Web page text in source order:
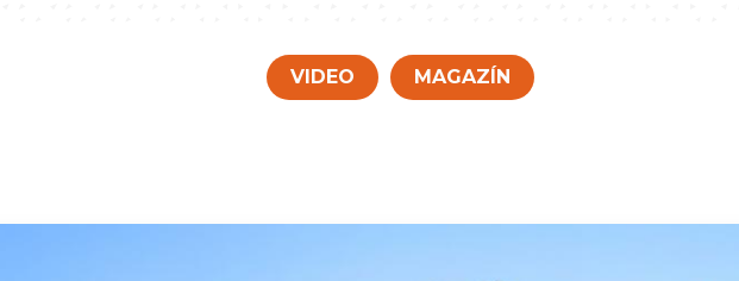
VIDEO MAGAZÍN